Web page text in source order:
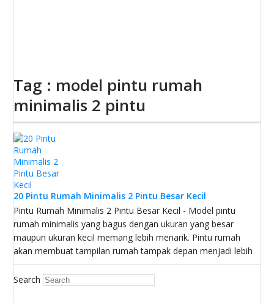
Tag : model pintu rumah
minimalis 2 pintu
20 Pintu Rumah Minimalis 2 Pintu Besar Kecil
Pintu Rumah Minimalis 2 Pintu Besar Kecil - Model pintu
rumah minimalis yang bagus dengan ukuran yang besar
maupun ukuran kecil memang lebih menarik. Pintu rumah
akan membuat tampilan rumah tampak depan menjadi lebih
Search